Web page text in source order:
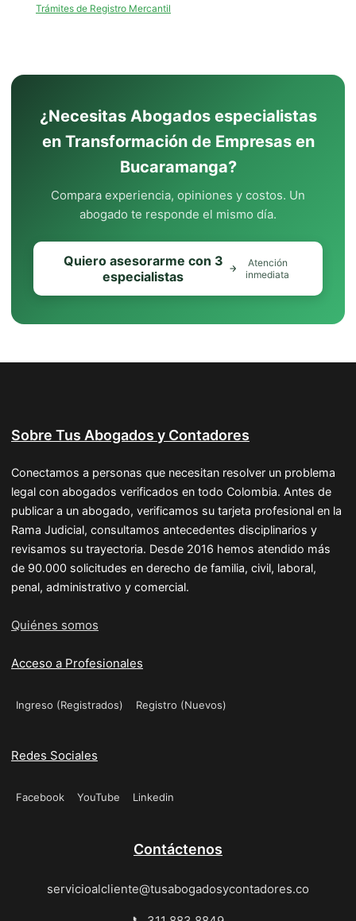
Trámites de Registro Mercantil
¿Necesitas Abogados especialistas
en Transformación de Empresas en
Bucaramanga?
Compara experiencia, opiniones y costos. Un
abogado te responde el mismo día.
Quiero asesorarme con 3
especialistas
Atención
inmediata
Sobre Tus Abogados y Contadores
Conectamos a personas que necesitan resolver un problema
legal con abogados verificados en todo Colombia. Antes de
publicar a un abogado, verificamos su tarjeta profesional en la
Rama Judicial, consultamos antecedentes disciplinarios y
revisamos su trayectoria. Desde 2016 hemos atendido más
de 90.000 solicitudes en derecho de familia, civil, laboral,
penal, administrativo y comercial.
Quiénes somos
Acceso a Profesionales
Ingreso (Registrados) Registro (Nuevos)
Redes Sociales
Facebook YouTube Linkedin
Contáctenos
servicioalcliente@tusabogadosycontadores.co